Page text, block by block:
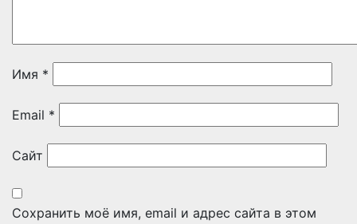
Имя *
Email *
Сайт
Сохранить моё имя, email и адрес сайта в этом